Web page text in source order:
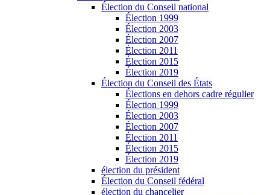
Élection du Conseil national
Élection 1999
Élection 2003
Élection 2007
Élection 2011
Élection 2015
Élection 2019
Élection du Conseil des États
Élections en dehors cadre régulier
Élection 1999
Élection 2003
Élection 2007
Élection 2011
Élection 2015
Élection 2019
élection du président
Élection du Conseil fédéral
élection du chancelier